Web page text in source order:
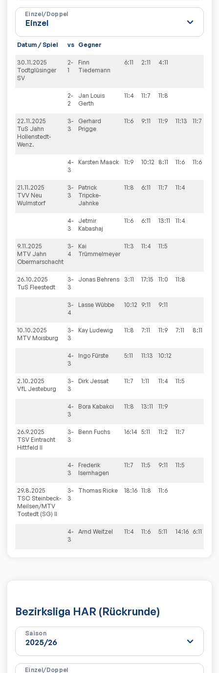
Einzel/Doppel
Datum / Spiel vs Gegner
30.11.2025
Todtglüsinger
SV
2-
1
Finn
Tiedemann
6:11 2:11 4:11
2-
2
Jan Louis
Gerth
11:4 11:7 11:8
22.11.2025
TuS Jahn
Hollenstedt-
Wenz.
3-
3
Gerhard
Prigge
11:6 9:11 11:9 11:13 11:7
4-
3
Karsten Maack 11:9 10:12 8:11 11:6 11:6
21.11.2025
TVV Neu
Wulmstorf
3-
3
Patrick
Tripcke-
Jahnke
11:8 6:11 11:7 11:4
4-
3
Jetmir
Kabashaj
11:6 6:11 13:11 11:4
9.11.2025
MTV Jahn
Obermarschacht
3-
4
Kai
Trümmelmeyer
11:3 11:4 11:5
26.10.2025
TuS Fleestedt
3-
3
Jonas Behrens 3:11 17:15 11:0 11:8
3-
4
Lasse Wübbe 10:12 9:11 9:11
10.10.2025
MTV Moisburg
3-
3
Kay Ludewig 11:8 7:11 11:9 7:11 8:11
4-
3
Ingo Fürste 5:11 11:13 10:12
2.10.2025
VfL Jesteburg
3-
3
Dirk Jessat 11:7 1:11 11:4 11:5
4-
3
Bora Kabakci 11:8 13:11 11:9
26.9.2025
TSV Eintracht
Hittfeld II
3-
3
Benn Fuchs 16:14 5:11 11:2 11:7
4-
3
Frederik
Isernhagen
11:7 11:5 9:11 11:5
29.8.2025
TSC Steinbeck-
Meilsen/MTV
Tostedt (SG) II
3-
3
Thomas Ricke 18:16 11:8 11:6
4-
3
Arnd Weitzel 11:4 11:6 5:11 14:16 6:11
Bezirksliga HAR (Rückrunde)
Saison
Einzel/Doppel